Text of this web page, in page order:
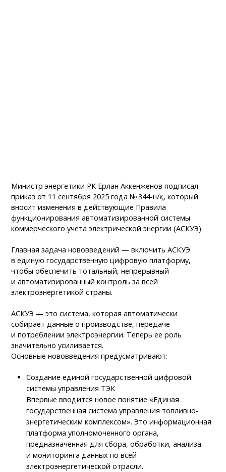
Министр энергетики РК Ерлан Аккенженов подписал
приказ от 11 сентября 2025 года № 344-н/қ, который
вносит изменения в действующие Правила
функционирования автоматизированной системы
коммерческого учета электрической энергии (АСКУЭ).
Главная задача нововведений — включить АСКУЭ
в единую государственную цифровую платформу,
чтобы обеспечить тотальный, непрерывный
и автоматизированный контроль за всей
электроэнергетикой страны.
АСКУЭ — это система, которая автоматически
собирает данные о производстве, передаче
и потреблении электроэнергии. Теперь ее роль
значительно усиливается.
Основные нововведения предусматривают:
Создание единой государственной цифровой
системы управления ТЭК
Впервые вводится новое понятие «Единая
государственная система управления топливно-
энергетическим комплексом». Это информационная
платформа уполномоченного органа,
предназначенная для сбора, обработки, анализа
и мониторинга данных по всей
электроэнергетической отрасли.